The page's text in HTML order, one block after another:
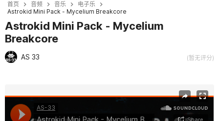
首页 音频 音乐
电子乐
Astrokid Mini Pack - Mycelium Breakcore
Astrokid Mini Pack - Mycelium
Breakcore
AS 33 (暂无评分)